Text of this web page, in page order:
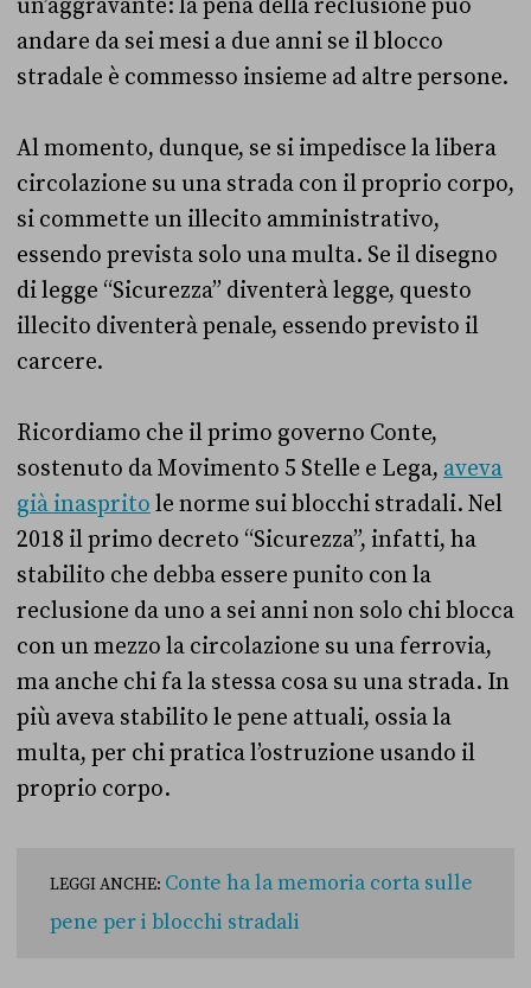
un’aggravante: la pena della reclusione può
andare da sei mesi a due anni se il blocco
stradale è commesso insieme ad altre persone.
Al momento, dunque, se si impedisce la libera
circolazione su una strada con il proprio corpo,
si commette un illecito amministrativo,
essendo prevista solo una multa. Se il disegno
di legge “Sicurezza” diventerà legge, questo
illecito diventerà penale, essendo previsto il
carcere.
Ricordiamo che il primo governo Conte,
sostenuto da Movimento 5 Stelle e Lega, aveva
già inasprito le norme sui blocchi stradali. Nel
2018 il primo decreto “Sicurezza”, infatti, ha
stabilito che debba essere punito con la
reclusione da uno a sei anni non solo chi blocca
con un mezzo la circolazione su una ferrovia,
ma anche chi fa la stessa cosa su una strada. In
più aveva stabilito le pene attuali, ossia la
multa, per chi pratica l’ostruzione usando il
proprio corpo.
LEGGI ANCHE: Conte ha la memoria corta sulle
pene per i blocchi stradali